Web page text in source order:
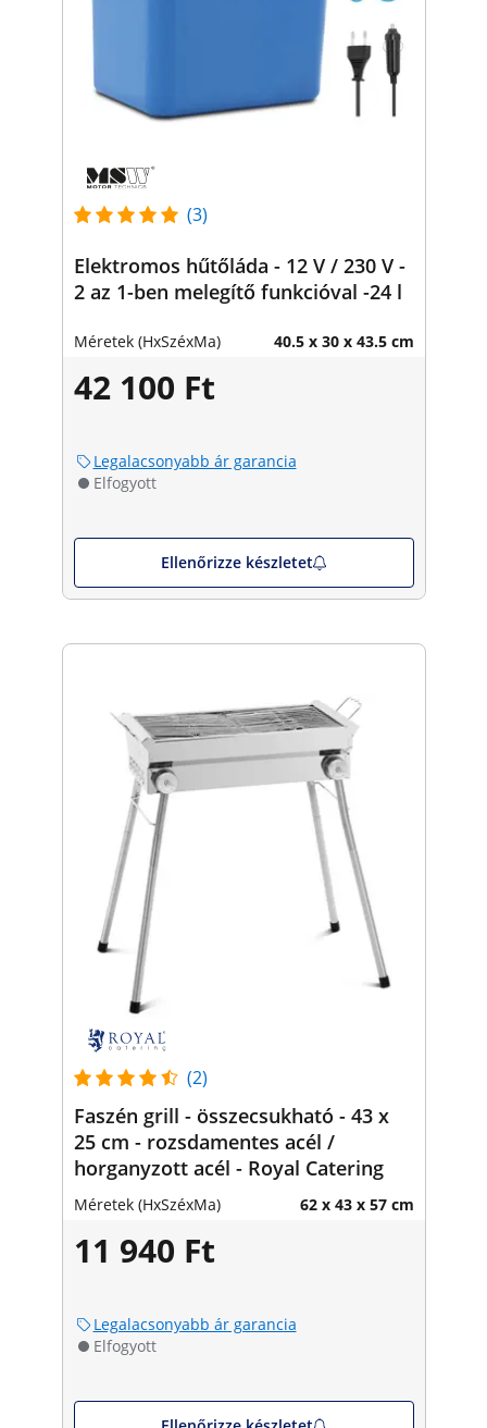
(3)
Elektromos hűtőláda - 12 V / 230 V -
2 az 1-ben melegítő funkcióval -24 l
Méretek (HxSzéxMa) 40.5 x 30 x 43.5 cm
42 100 Ft
Legalacsonyabb ár garancia
Elfogyott
Ellenőrizze készletet
(2)
Faszén grill - összecsukható - 43 x
25 cm - rozsdamentes acél /
horganyzott acél - Royal Catering
Méretek (HxSzéxMa) 62 x 43 x 57 cm
11 940 Ft
Legalacsonyabb ár garancia
Elfogyott